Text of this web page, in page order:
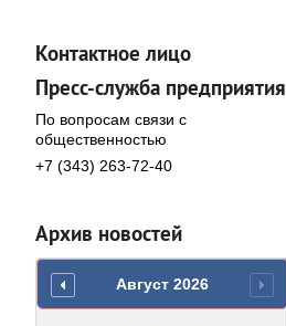
Контактное лицо
Пресс-служба предприятия
По вопросам связи с
общественностью
+7 (343) 263-72-40
Архив новостей
Август 2026